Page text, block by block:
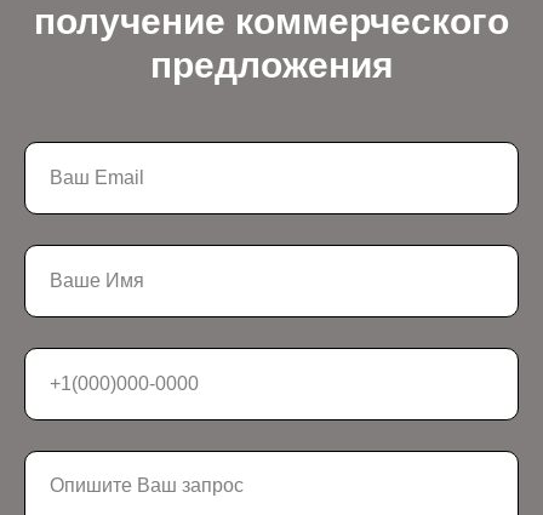
получение коммерческого
предложения